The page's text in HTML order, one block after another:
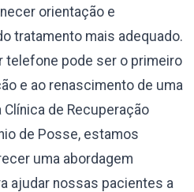
orientação e
tratamento mais adequado.
telefone pode ser o primeiro
e ao renascimento de uma
de Recuperação
de Posse, estamos
uma abordagem
ajudar nossas pacientes a